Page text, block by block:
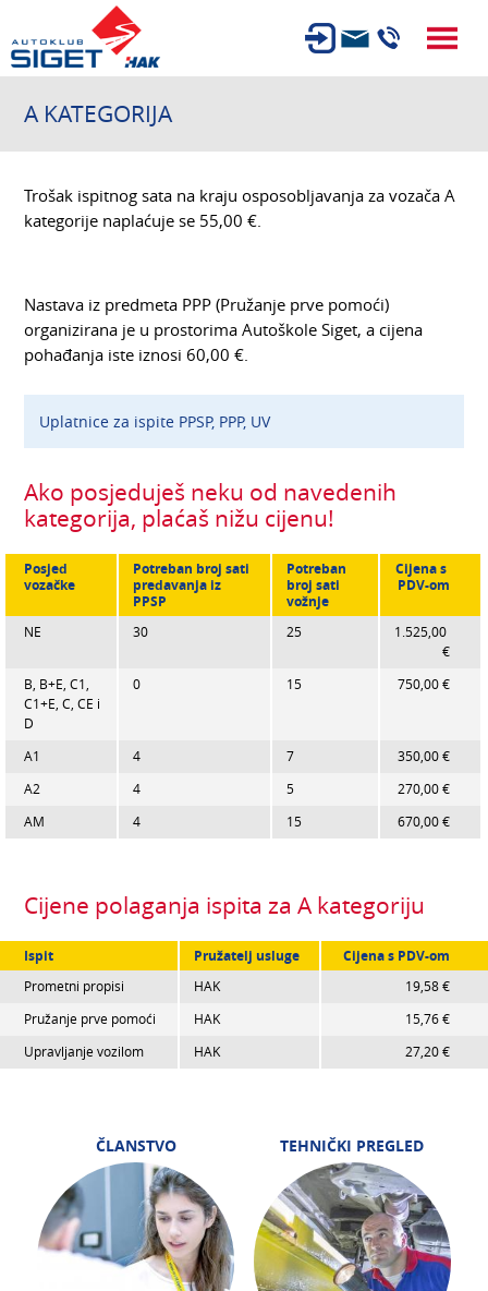
AUTOSERVIS
NOVOSTI
O NAMA
AUTOŠKOLA
NASTAVA
CJENIK
OBAVIJESTI
A KATEGORIJA
Trošak ispitnog sata na kraju osposobljavanja za vozača A
kategorije naplaćuje se 55,00 €.
Nastava iz predmeta PPP (Pružanje prve pomoći)
organizirana je u prostorima Autoškole Siget, a cijena
pohađanja iste iznosi 60,00 €.
Uplatnice za ispite PPSP, PPP, UV
Ako posjeduješ neku od navedenih
kategorija, plaćaš nižu cijenu!
Posjed
vozačke
Potreban broj sati
predavanja iz
PPSP
Potreban
broj sati
vožnje
Cijena s
PDV-om
NE 30 25
1.525,00
€
B, B+E, C1,
C1+E, C, CE i
0 15 750,00 €
4 7
350,00 €
4 5
270,00 €
AM
4 15
Cijene polaganja ispita za A kategoriju
Ispit Pružatelj usluge
Cijena s PDV-om
Prometni propisi
HAK
19,58 €
Pružanje prve pomoći
HAK
15,76 €
Upravljanje vozilom
HAK 27,20 €
ČLANSTVO TEHNIČKI PREGLED